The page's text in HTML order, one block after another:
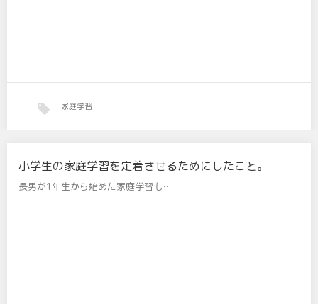
家庭学習
小学生の家庭学習を定着させるためにしたこと。
長男が1年生から始めた家庭学習も…